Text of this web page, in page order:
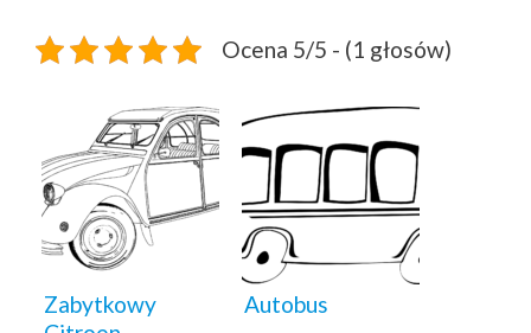
Ocena 5/5 - (1 głosów)
Zabytkowy
Autobus